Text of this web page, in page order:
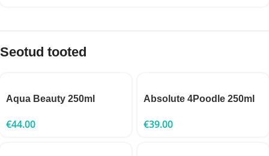
Seotud tooted
Aqua Beauty 250ml
€44.00
Absolute 4Poodle 250ml
€39.00